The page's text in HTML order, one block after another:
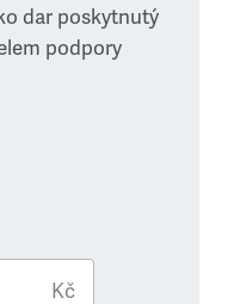
dar poskytnutý
podpory
Kč